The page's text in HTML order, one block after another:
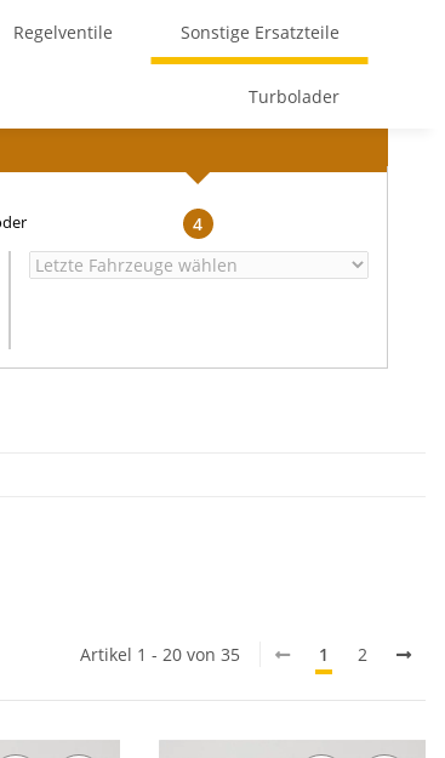
Regelventile Sonstige Ersatzteile
Turbolader
4
Artikel 1 - 20 von 35 1 2